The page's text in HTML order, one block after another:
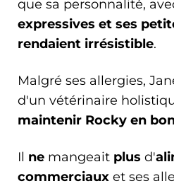
que sa personnalité,
expressives et ses
rendaient irrésistible.
Malgré ses allergies,
d'un vétérinaire
maintenir Rocky en
Il ne mangeait plus d'
commerciaux et ses